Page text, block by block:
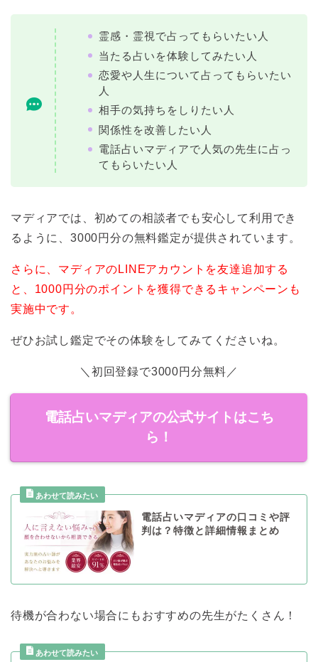
霊感・霊視で占ってもらいたい人
当たる占いを体験してみたい人
恋愛や人生について占ってもらいたい
人
相手の気持ちをしりたい人
関係性を改善したい人
電話占いマディアで人気の先生に占っ
てもらいたい人
マディアでは、初めての相談者でも安心して利用でき
るように、3000円分の無料鑑定が提供されています。
さらに、マディアのLINEアカウントを友達追加する
と、1000円分のポイントを獲得できるキャンペーンも
実施中です。
ぜひお試し鑑定でその体験をしてみてくださいね。
＼初回登録で3000円分無料／
電話占いマディアの公式サイトはこち
ら！
電話占いマディアの口コミや評
判は？特徴と詳細情報まとめ
待機が合わない場合にもおすすめの先生がたくさん！